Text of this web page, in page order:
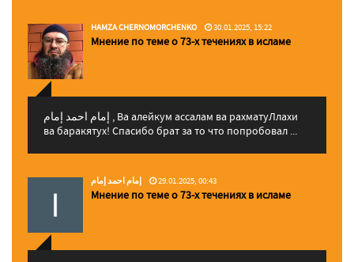
HAMZA CHERNOMORCHENKO 30.01.2025, 15:22
Мнение по теме о 73-х течениях в исламе
إمام احمد إمام , Ва алейкум ассалам ва рахматуЛлахи
ва баракятух! Спасибо брат за то что попробовал ...
إمام احمد إمام 29.01.2025, 00:43
Мнение по теме о 73-х течениях в исламе